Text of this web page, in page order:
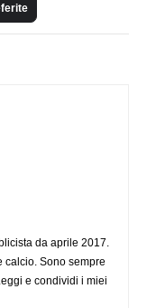
da aprile 2017.
calcio. Sono sempre
e condividi i miei